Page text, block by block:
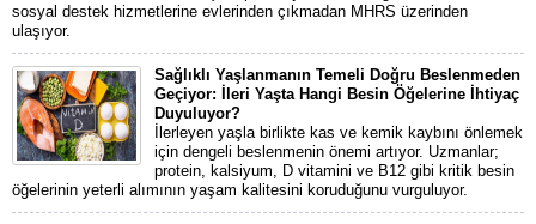
sosyal destek hizmetlerine evlerinden çıkmadan MHRS üzerinden
ulaşıyor.
Sağlıklı Yaşlanmanın Temeli Doğru Beslenmeden
Geçiyor: İleri Yaşta Hangi Besin Öğelerine İhtiyaç
Duyuluyor?
İlerleyen yaşla birlikte kas ve kemik kaybını önlemek
için dengeli beslenmenin önemi artıyor. Uzmanlar;
protein, kalsiyum, D vitamini ve B12 gibi kritik besin
öğelerinin yeterli alımının yaşam kalitesini koruduğunu vurguluyor.